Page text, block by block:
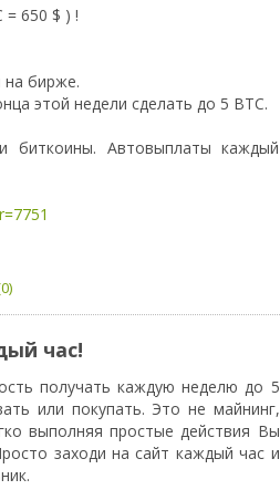
650 $ ) !
на бирже.
этой недели сделать до 5 BTC.
биткоины. Автовыплаты каждый
час!
получать каждую неделю до 5
или покупать. Это не майнинг,
выполняя простые действия Вы
заходи на сайт каждый час и